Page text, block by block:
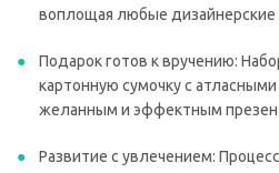
воплощая любые дизайнерские
Подарок готов к вручению:
картонную сумочку с
желанным и эффектным
Развитие с увлечением: